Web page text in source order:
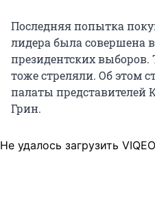
Последняя попытка
лидера была совершена
президентских
тоже стреляли. Об этом
палаты представителей
Грин.
Не удалось загрузить VIQEO